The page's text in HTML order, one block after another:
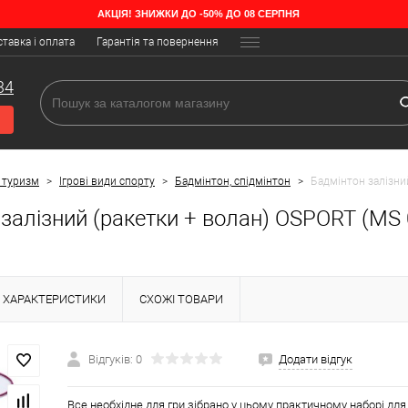
АКЦІЯ! ЗНИЖКИ ДО -50% ДО 08 СЕРПНЯ
і оплата Гарантія та повернення
> Ігрові види спорту > Бадмінтон, спідмінтон > Бадмінтон
(ракетки + волан) OSPORT
ХАРАКТЕРИСТИКИ СХОЖІ ТОВАРИ
Відгуків: 0 Додати відгук
Все необхідне для гри зібрано у цьому практичному наборі